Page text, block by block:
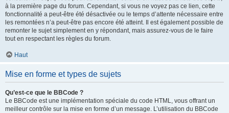
à la première page du forum. Cependant, si vous ne voyez pas ce lien, cette
fonctionnalité a peut-être été désactivée ou le temps d’attente nécessaire entre
les remontées n’a peut-être pas encore été atteint. Il est également possible de
remonter le sujet simplement en y répondant, mais assurez-vous de le faire
tout en respectant les règles du forum.
Haut
Mise en forme et types de sujets
Qu’est-ce que le BBCode ?
Le BBCode est une implémentation spéciale du code HTML, vous offrant un
meilleur contrôle sur la mise en forme d’un message. L’utilisation du BBCode